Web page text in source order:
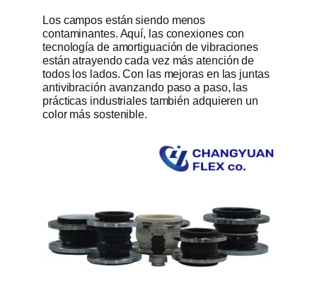
Los campos están siendo menos
contaminantes. Aquí, las conexiones con
tecnología de amortiguación de vibraciones
están atrayendo cada vez más atención de
todos los lados. Con las mejoras en las juntas
antivibración avanzando paso a paso, las
prácticas industriales también adquieren un
color más sostenible.